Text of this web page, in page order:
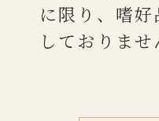
に限り、嗜
しておりませ